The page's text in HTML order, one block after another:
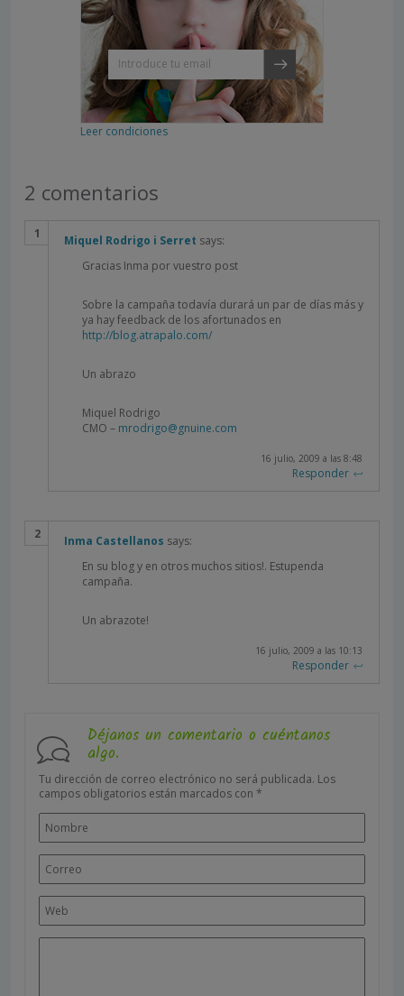
Leer condiciones
2 comentarios
Miquel Rodrigo i Serret says:
16 julio, 2009 a las 8:48
Gracias Inma por vuestro post
Sobre la campaña todavía durará un par de días más y
ya hay feedback de los afortunados en
http://blog.atrapalo.com/
Un abrazo
Miquel Rodrigo
CMO – mrodrigo@gnuine.com
Responder
Inma Castellanos says:
16 julio, 2009 a las 10:13
En su blog y en otros muchos sitios!. Estupenda
campaña.
Un abrazote!
Responder
Déjanos un comentario o cuéntanos
algo.
Tu dirección de correo electrónico no será publicada. Los
campos obligatorios están marcados con *